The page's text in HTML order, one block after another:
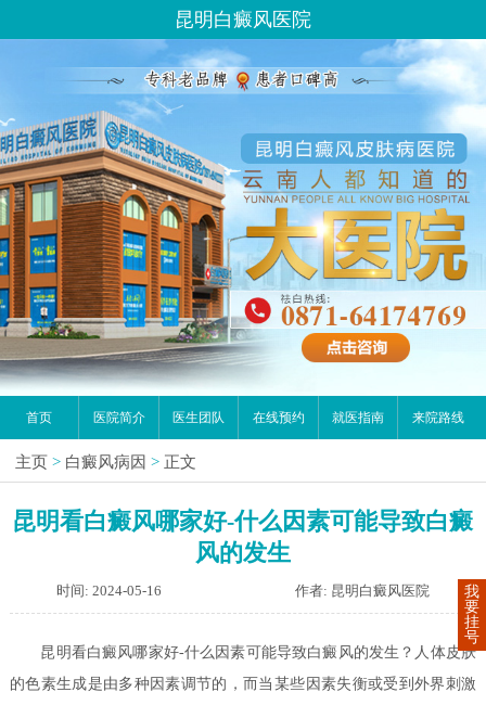
昆明白癜风医院
首页 医院简介 医生团队 在线预约 就医指南 来院路线
主页 > 白癜风病因 > 正文
昆明看白癜风哪家好-什么因素可能导致白癜
风的发生
时间: 2024-05-16 作者: 昆明白癜风医院
昆明看白癜风哪家好-什么因素可能导致白癜风的发生？人体皮肤
的色素生成是由多种因素调节的，而当某些因素失衡或受到外界刺激
我
要
挂
号